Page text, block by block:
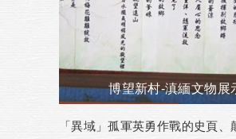
博望新村-滇緬文物展
「異域」孤軍英勇作戰的史頁、